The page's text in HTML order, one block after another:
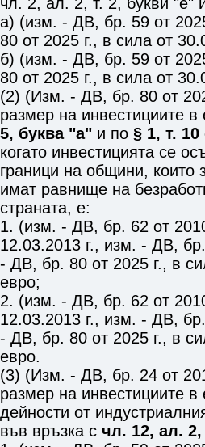
а) (изм. - ДВ, бр. 59 от
80 от 2025 г., в сила от
б) (изм. - ДВ, бр. 59 от
80 от 2025 г., в сила от
(2) (Изм. - ДВ, бр. 80 от
размер на инвестициите
5, буква "а" и по § 1, т.
когато инвестицията се
граници на общини, които
имат равнище на
страната, е:
1. (изм. - ДВ, бр. 62 от
12.03.2013 г., изм. - ДВ,
- ДВ, бр. 80 от 2025 г., в
евро;
2. (изм. - ДВ, бр. 62 от
12.03.2013 г., изм. - ДВ,
- ДВ, бр. 80 от 2025 г., в
евро.
(3) (Изм. - ДВ, бр. 24 от
размер на инвестициите в
дейности от
във връзка с чл. 12, ал.